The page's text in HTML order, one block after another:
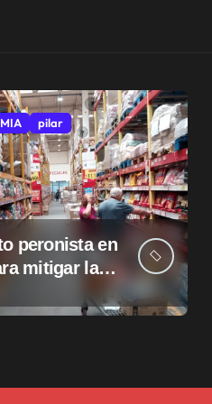
pilar
peronista en
mitigar la